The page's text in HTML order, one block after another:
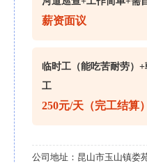
薪资面议
临时工（能吃苦耐劳）
工
250元/天（完工结算）
公司地址： 昆山市玉山镇娄